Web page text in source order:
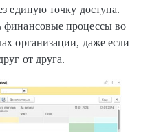
единую точку доступа.
финансовые процессы во
организации, даже если
от друга.